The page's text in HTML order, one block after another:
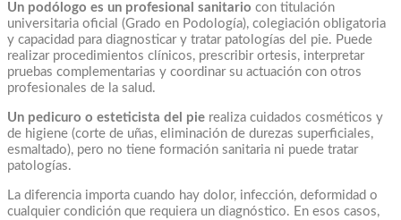
Un podólogo es un profesional sanitario con titulación
universitaria oficial (Grado en Podología), colegiación obligatoria
y capacidad para diagnosticar y tratar patologías del pie. Puede
realizar procedimientos clínicos, prescribir ortesis, interpretar
pruebas complementarias y coordinar su actuación con otros
profesionales de la salud.
Un pedicuro o esteticista del pie realiza cuidados cosméticos y
de higiene (corte de uñas, eliminación de durezas superficiales,
esmaltado), pero no tiene formación sanitaria ni puede tratar
patologías.
La diferencia importa cuando hay dolor, infección, deformidad o
cualquier condición que requiera un diagnóstico. En esos casos,